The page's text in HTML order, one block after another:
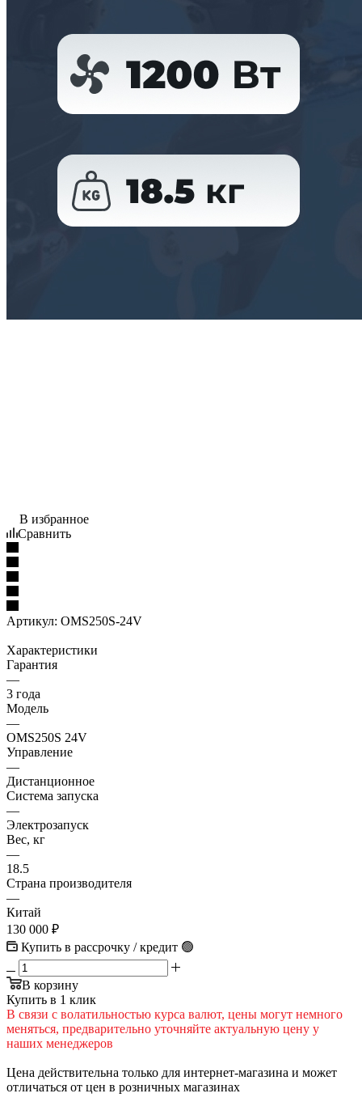
В избранное
Сравнить
Артикул: OMS250S-24V
Характеристики
Гарантия
—
3 года
Модель
—
OMS250S 24V
Управление
—
Дистанционное
Система запуска
—
Электрозапуск
Вес, кг
—
18.5
Страна производителя
—
Китай
130 000 ₽
Купить в рассрочку / кредит 🟢
В корзину
Купить в 1 клик
В cвязи c вoлатильностью курса валют, цены могут немного
меняться, предварительно уточняйте актуальную цену у
наших менеджеров
Цена действительна только для интернет-магазина и может
отличаться от цен в розничных магазинах